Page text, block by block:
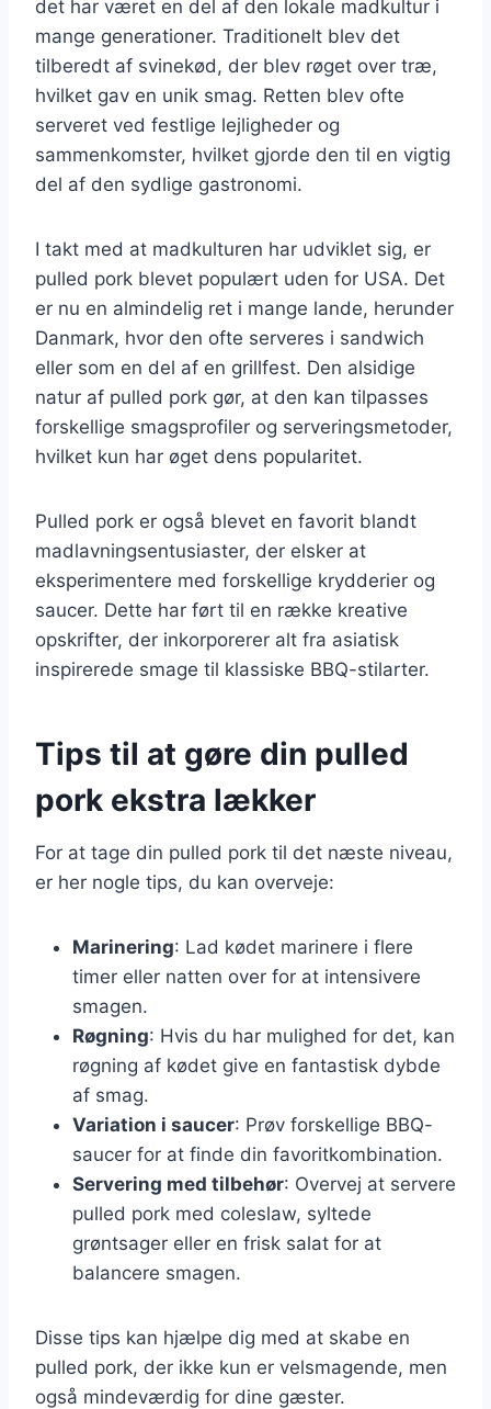
det har været en del af den lokale madkultur i
mange generationer. Traditionelt blev det
tilberedt af svinekød, der blev røget over træ,
hvilket gav en unik smag. Retten blev ofte
serveret ved festlige lejligheder og
sammenkomster, hvilket gjorde den til en vigtig
del af den sydlige gastronomi.
I takt med at madkulturen har udviklet sig, er
pulled pork blevet populært uden for USA. Det
er nu en almindelig ret i mange lande, herunder
Danmark, hvor den ofte serveres i sandwich
eller som en del af en grillfest. Den alsidige
natur af pulled pork gør, at den kan tilpasses
forskellige smagsprofiler og serveringsmetoder,
hvilket kun har øget dens popularitet.
Pulled pork er også blevet en favorit blandt
madlavningsentusiaster, der elsker at
eksperimentere med forskellige krydderier og
saucer. Dette har ført til en række kreative
opskrifter, der inkorporerer alt fra asiatisk
inspirerede smage til klassiske BBQ-stilarter.
Tips til at gøre din pulled
pork ekstra lækker
For at tage din pulled pork til det næste niveau,
er her nogle tips, du kan overveje:
Marinering: Lad kødet marinere i flere
timer eller natten over for at intensivere
smagen.
Røgning: Hvis du har mulighed for det, kan
røgning af kødet give en fantastisk dybde
af smag.
Variation i saucer: Prøv forskellige BBQ-
saucer for at finde din favoritkombination.
Servering med tilbehør: Overvej at servere
pulled pork med coleslaw, syltede
grøntsager eller en frisk salat for at
balancere smagen.
Disse tips kan hjælpe dig med at skabe en
pulled pork, der ikke kun er velsmagende, men
også mindeværdig for dine gæster.